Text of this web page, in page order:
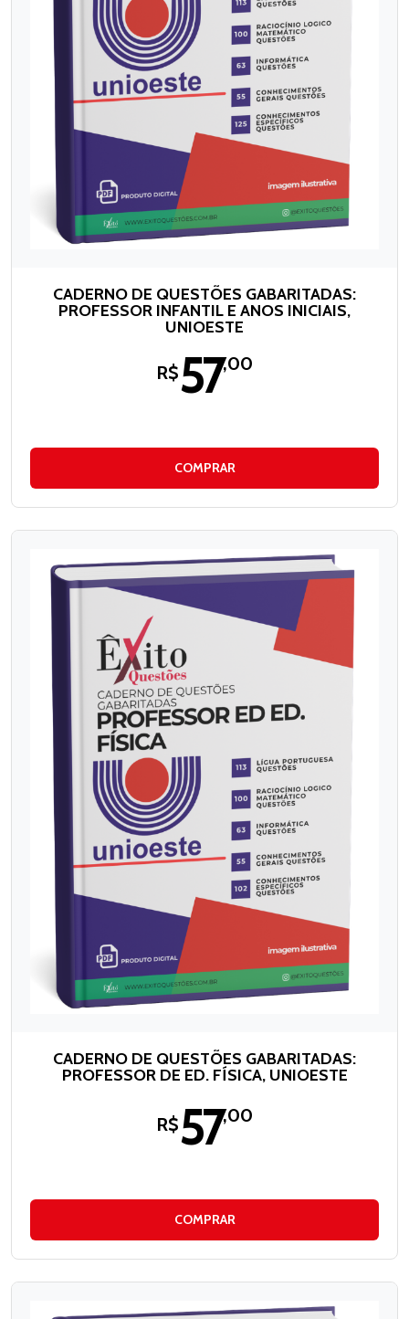
CADERNO DE QUESTÕES GABARITADAS:
PROFESSOR INFANTIL E ANOS INICIAIS,
UNIOESTE
R$57,00
COMPRAR
CADERNO DE QUESTÕES GABARITADAS:
PROFESSOR DE ED. FÍSICA, UNIOESTE
R$57,00
COMPRAR